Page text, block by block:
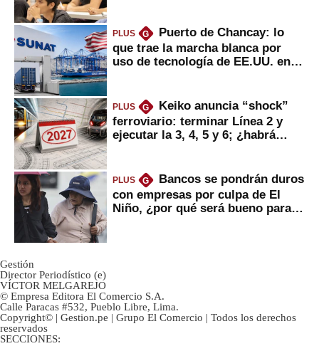
PLUS G
Puerto de Chancay: lo
que trae la marcha blanca por
uso de tecnología de EE.UU. en
PLUS G
Keiko anuncia “shock”
ferroviario: terminar Línea 2 y
ejecutar la 3, 4, 5 y 6; ¿habrá
PLUS G
Bancos se pondrán duros
con empresas por culpa de El
Niño, ¿por qué será bueno para
Gestión
Director Periodístico (e)
VÍCTOR MELGAREJO
© Empresa Editora El Comercio S.A.
Calle Paracas #532, Pueblo Libre, Lima.
Copyright© | Gestion.pe | Grupo El Comercio | Todos los derechos
reservados
SECCIONES: